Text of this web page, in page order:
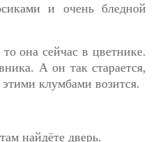
и очень бледной
она сейчас в цветнике.
А он так старается,
этими клумбами возится.
найдёте дверь.